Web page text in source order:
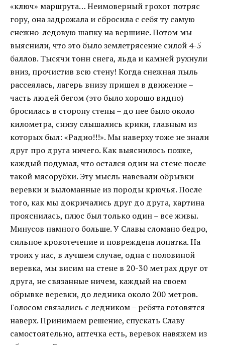
«ключ» маршрута… Неимоверный грохот потряс
гору, она задрожала и сбросила с себя ту самую
снежно-ледовую шапку на вершине. Потом мы
выяснили, что это было землетрясение силой 4-5
баллов. Тысячи тонн снега, льда и камней рухнули
вниз, прочистив всю стену! Когда снежная пыль
рассеялась, лагерь внизу пришел в движение –
часть людей бегом (это было хорошо видно)
бросилась в сторону стены – до нее было около
километра, снизу слышались крики, главным из
которых был: «Радио!!!». Мы наверху тоже не знали
друг про друга ничего. Как выяснилось позже,
каждый подумал, что остался один на стене после
такой мясорубки. Эту мысль навевали обрывки
веревки и выломанные из породы крючья. После
того, как мы докричались друг до друга, картина
прояснилась, плюс был только один – все живы.
Минусов намного больше. У Славы сломано бедро,
сильное кровотечение и повреждена лопатка. На
троих у нас, в лучшем случае, одна с половиной
веревка, мы висим на стене в 20-30 метрах друг от
друга, не связанные ничем, каждый на своем
обрывке веревки, до ледника около 200 метров.
Голосом связались с ледником – ребята готовятся
наверх. Принимаем решение, спускать Славу
самостоятельно, аптечка есть, веревок навяжем из